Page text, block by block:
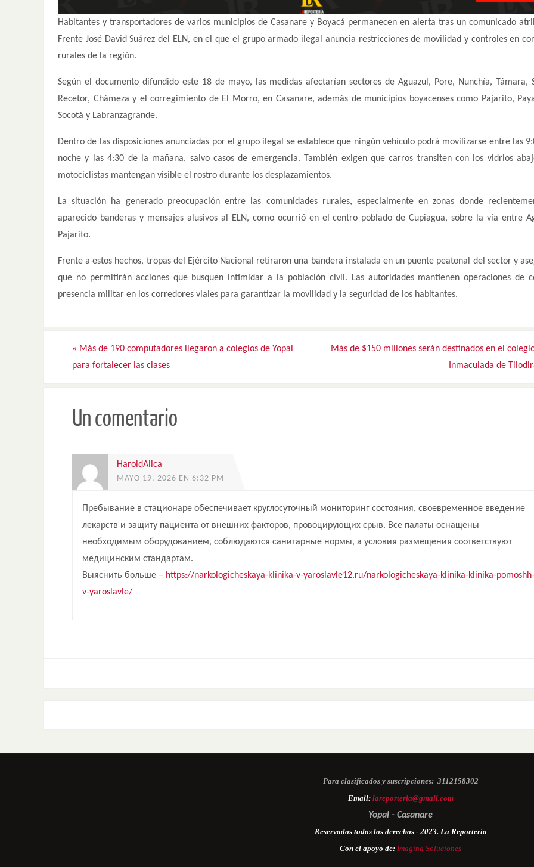
Habitantes y transportadores de varios municipios de Casanare y Boyacá permanecen en alerta tras un comunicado
Frente José David Suárez del ELN, en el que el grupo armado ilegal anuncia restricciones de movilidad y controles en
rurales de la región.
Según el documento difundido este 18 de mayo, las medidas afectarían sectores de Aguazul, Pore, Nunchía, Támara,
Recetor, Chámeza y el corregimiento de El Morro, en Casanare, además de municipios boyacenses como Pajarito,
Socotá y Labranzagrande.
Dentro de las disposiciones anunciadas por el grupo ilegal se establece que ningún vehículo podrá movilizarse entre las
noche y las 4:30 de la mañana, salvo casos de emergencia. También exigen que carros transiten con los vidrios
motociclistas mantengan visible el rostro durante los desplazamientos.
La situación ha generado preocupación entre las comunidades rurales, especialmente en zonas donde
aparecido banderas y mensajes alusivos al ELN, como ocurrió en el centro poblado de Cupiagua, sobre la vía entre
Pajarito.
Frente a estos hechos, tropas del Ejército Nacional retiraron una bandera instalada en un puente peatonal del sector y
que no permitirán acciones que busquen intimidar a la población civil. Las autoridades mantienen operaciones de
presencia militar en los corredores viales para garantizar la movilidad y la seguridad de los habitantes.
« Más de 190 computadores llegaron a colegios de Yopal
para fortalecer las clases
Más de $150 millones serán destinados en el
Inmaculada de
Un comentario
HaroldAlica
MAYO 19, 2026 EN 6:32 PM
Пребывание в стационаре обеспечивает круглосуточный мониторинг состояния, своевременное введение
лекарств и защиту пациента от внешних факторов, провоцирующих срыв. Все палаты оснащены
необходимым оборудованием, соблюдаются санитарные нормы, а условия размещения соответствуют
медицинским стандартам.
Выяснить больше – https://narkologicheskaya-klinika-v-yaroslavle12.ru/narkologicheskaya-klinika-klinika-pomoshh-
v-yaroslavle/
Para clasificados y suscripciones: 3112158302
Email: lareporteria@gmail.com
Yopal - Casanare
Reservados todos los derechos - 2023. La Reportería
Con el apoyo de: Imagina Soluciones